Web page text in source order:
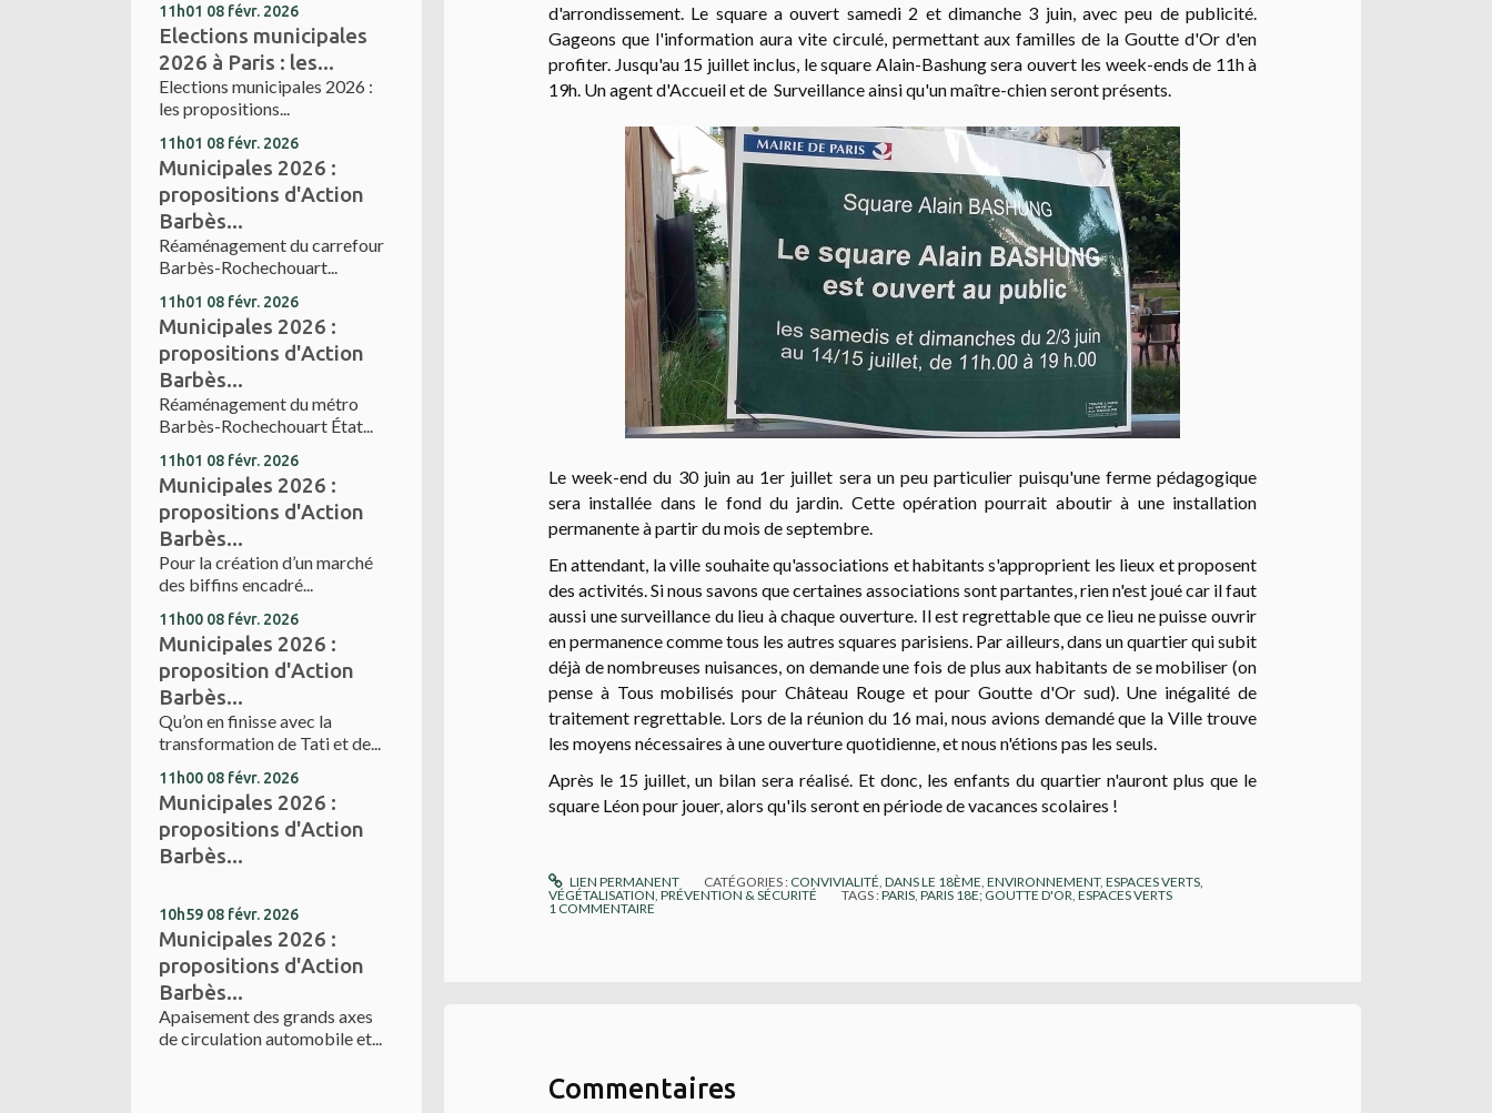
11h01 08 févr. 2026
Elections municipales
2026 à Paris : les...
Elections municipales 2026 :
les propositions...
11h01 08 févr. 2026
Municipales 2026 :
propositions d'Action
Barbès...
Réaménagement du carrefour
Barbès-Rochechouart...
11h01 08 févr. 2026
Municipales 2026 :
propositions d'Action
Barbès...
Réaménagement du métro
Barbès-Rochechouart État...
11h01 08 févr. 2026
Municipales 2026 :
propositions d'Action
Barbès...
Pour la création d’un marché
des biffins encadré...
11h00 08 févr. 2026
Municipales 2026 :
proposition d'Action
Barbès...
Qu’on en finisse avec la
transformation de Tati et de...
11h00 08 févr. 2026
Municipales 2026 :
propositions d'Action
Barbès...
10h59 08 févr. 2026
Municipales 2026 :
propositions d'Action
Barbès...
Apaisement des grands axes
de circulation automobile et...
d'arrondissement. Le square a ouvert samedi 2 et dimanche 3 juin, avec peu de publicité.
Gageons que l'information aura vite circulé, permettant aux familles de la Goutte d'Or d'en
profiter. Jusqu'au 15 juillet inclus, le square Alain-Bashung sera ouvert les week-ends de 11h à
19h. Un agent d'Accueil et de Surveillance ainsi qu'un maître-chien seront présents.
Le week-end du 30 juin au 1er juillet sera un peu particulier puisqu'une ferme pédagogique
sera installée dans le fond du jardin. Cette opération pourrait aboutir à une installation
permanente à partir du mois de septembre.
En attendant, la ville souhaite qu'associations et habitants s'approprient les lieux et proposent
des activités. Si nous savons que certaines associations sont partantes, rien n'est joué car il faut
aussi une surveillance du lieu à chaque ouverture. Il est regrettable que ce lieu ne puisse ouvrir
en permanence comme tous les autres squares parisiens. Par ailleurs, dans un quartier qui subit
déjà de nombreuses nuisances, on demande une fois de plus aux habitants de se mobiliser (on
pense à Tous mobilisés pour Château Rouge et pour Goutte d'Or sud). Une inégalité de
traitement regrettable. Lors de la réunion du 16 mai, nous avions demandé que la Ville trouve
les moyens nécessaires à une ouverture quotidienne, et nous n'étions pas les seuls.
Après le 15 juillet, un bilan sera réalisé. Et donc, les enfants du quartier n'auront plus que le
square Léon pour jouer, alors qu'ils seront en période de vacances scolaires !
LIEN PERMANENT CATÉGORIES : CONVIVIALITÉ ,DANS LE 18ÈME ,ENVIRONNEMENT,ESPACES VERTS,
VÉGÉTALISATION PRÉVENTION & SÉCURITÉ TAGS :PARIS PARIS 18E; GOUTTE D'OR ESPACES VERTS
1 COMMENTAIRE
Commentaires